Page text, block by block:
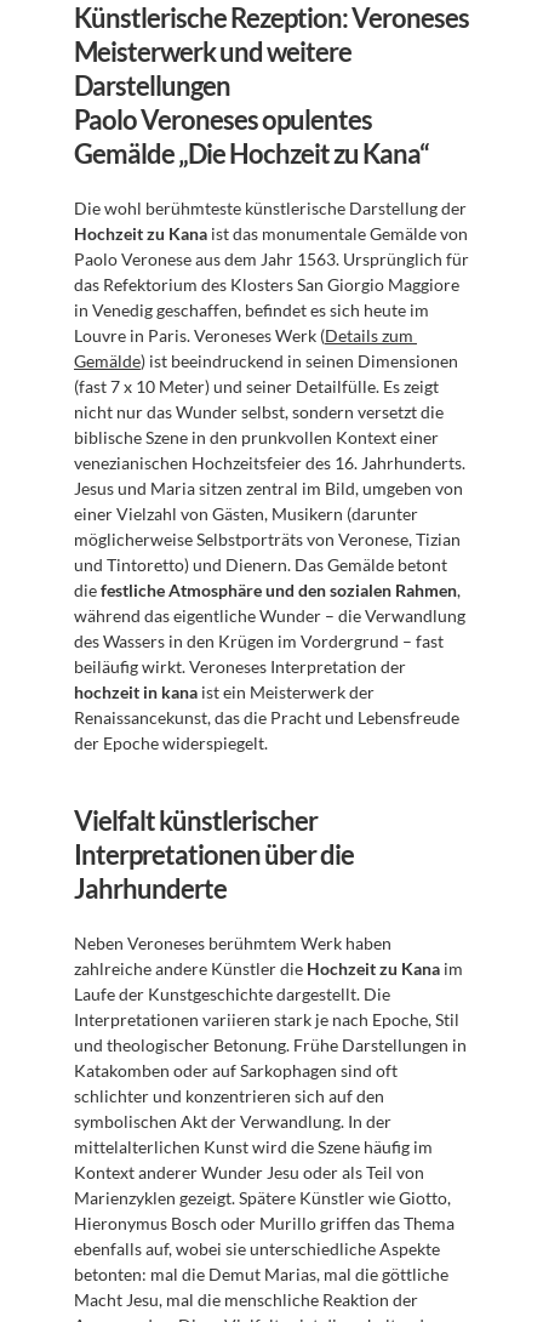
Künstlerische Rezeption: Veroneses
Meisterwerk und weitere
Darstellungen
Paolo Veroneses opulentes
Gemälde „Die Hochzeit zu Kana“
Hochzeit zu Kana ist das monumentale Gemälde von
Paolo Veronese aus dem Jahr 1563. Ursprünglich für
das Refektorium des Klosters San Giorgio Maggiore
in Venedig geschaffen, befindet es sich heute im
Louvre in Paris. Veroneses Werk (Details zum
Gemälde) ist beeindruckend in seinen Dimensionen
(fast 7 x 10 Meter) und seiner Detailfülle. Es zeigt
nicht nur das Wunder selbst, sondern versetzt die
biblische Szene in den prunkvollen Kontext einer
venezianischen Hochzeitsfeier des 16. Jahrhunderts.
Jesus und Maria sitzen zentral im Bild, umgeben von
einer Vielzahl von Gästen, Musikern (darunter
möglicherweise Selbstporträts von Veronese, Tizian
und Tintoretto) und Dienern. Das Gemälde betont
die festliche Atmosphäre und den sozialen Rahmen,
während das eigentliche Wunder – die Verwandlung
des Wassers in den Krügen im Vordergrund – fast
hochzeit in kana ist ein Meisterwerk der
Renaissancekunst, das die Pracht und Lebensfreude
der Epoche widerspiegelt.
Vielfalt künstlerischer
Interpretationen über die
Jahrhunderte
Neben Veroneses berühmtem Werk haben
zahlreiche andere Künstler die Hochzeit zu Kana im
Laufe der Kunstgeschichte dargestellt. Die
Interpretationen variieren stark je nach Epoche, Stil
und theologischer Betonung. Frühe Darstellungen in
Katakomben oder auf Sarkophagen sind oft
schlichter und konzentrieren sich auf den
symbolischen Akt der Verwandlung. In der
mittelalterlichen Kunst wird die Szene häufig im
Kontext anderer Wunder Jesu oder als Teil von
Marienzyklen gezeigt. Spätere Künstler wie Giotto,
Hieronymus Bosch oder Murillo griffen das Thema
ebenfalls auf, wobei sie unterschiedliche Aspekte
betonten: mal die Demut Marias, mal die göttliche
Macht Jesu, mal die menschliche Reaktion der